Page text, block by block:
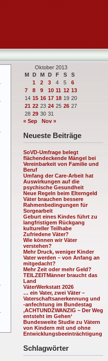
Oktober 2013
M D M D F S
S
1
2 3 4 5
6
7
8 9 10 11 12 13
14 15 16 17 18 19 20
21 22 23 24 25 26 27
28 29 30 31
« Sep
Nov »
Neueste Beiträge
SoVD-Umfrage belegt
flächendeckende Mängel bei
Vereinbarkeit von Familie und
Beruf
Umfang der Care-Arbeit hat
Auswirkungen auf die
psychische Gesundheit
Neue Regeln beim Elterngeld
Väter brauchen bessere
Rahmenbedingungen für
Sorgearbeit
Geburt eines Kindes führt zu
langfristigem Rückgang
kultureller Teilhabe
Zufriedene Väter?
Wie können wir Väter
verstehen?
Mehr Druck, weniger Kinder
Vater werden – von Anfang an
mitgedacht?
Mehr Zeit oder mehr Geld?
TEILZEITMänner braucht das
Land
VäterWerkstatt 2026
… ein Vater, zwei Väter –
Vaterschaftsanerkennung und
-anfechtung im Bundestag
‚ACHTUNDZWANZIG – Der Weg
entsteht im Gehen‘
Bundesweite Studie zu Vätern
von Kindern mit und ohne
Entwicklungsbeeinträchtigung
Schlagwörter